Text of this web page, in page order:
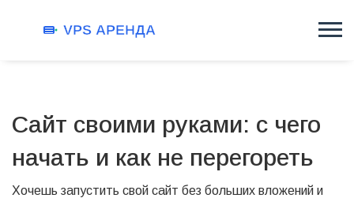
Сайт своими руками: с чего
начать и как не перегореть
Хочешь запустить свой сайт без больших вложений и